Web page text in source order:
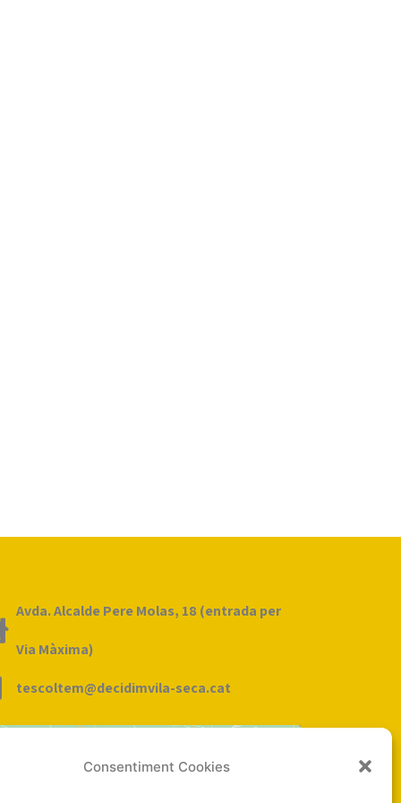
Consentiment Cookies
Avda. Alcalde Pere Molas, 18 (entrada per
Via Màxima)
tescoltem@decidimvila-seca.cat